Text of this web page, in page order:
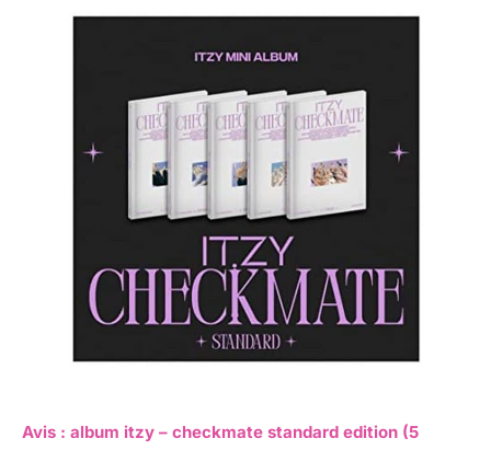
Avis : album itzy – checkmate standard edition (5